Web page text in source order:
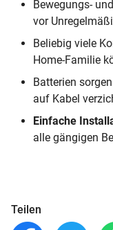
Bewegungs-
vor
Beliebig viele
Home-Familie
Batterien
auf Kabel
Einfache
alle gängigen
Teilen